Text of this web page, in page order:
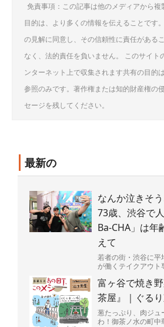
免責事項：この記事は他のメディアから
目的は、より多くの情報を伝えることです
の見解に同意し、その信頼性に責任がある
なく、法的責任を負いません。 このサイト
ンターネット上で収集されます共有の目的
参照のみです。著作権または知的財産権の
セージを残してください。
最新の
なんか泣きそ
73歳、渋谷で
Ba-CHA」は年
えて
若者の街・渋谷に平
が働くテイクアウ
バーチャ）...
富ヶ谷で焼き
茶屋』｜ぐる
葱たっぷり、肉ジュ
わ！御茶ノ水の町中